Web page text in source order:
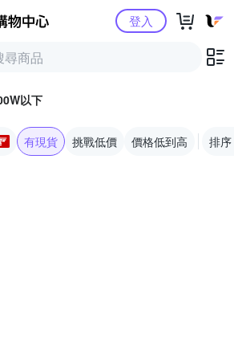
Yahoo購物中心登入
以下
有現貨 挑戰低價 價格低到高 排序